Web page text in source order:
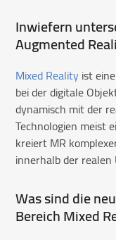
Inwiefern
Augmented
Mixed Realityist
bei der digitale
dynamisch mit der
Technologien meist
kreiert MR
innerhalb der realen
Was sind die
Bereich Mixed